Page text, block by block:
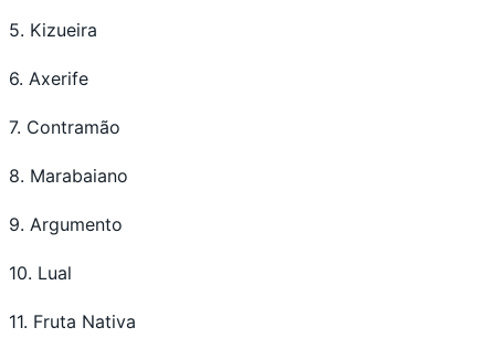
5. Kizueira
6. Axerife
7. Contramão
8. Marabaiano
9. Argumento
10. Lual
11. Fruta Nativa